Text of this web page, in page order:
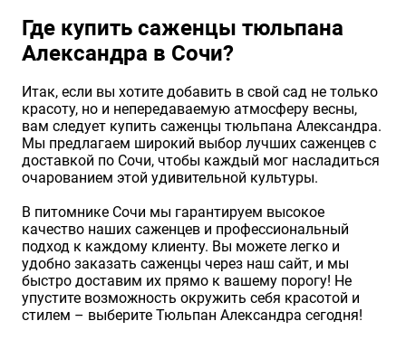
Где купить саженцы тюльпана
Александра в Сочи?
Итак, если вы хотите добавить в свой сад не только
красоту, но и непередаваемую атмосферу весны,
вам следует купить саженцы тюльпана Александра.
Мы предлагаем широкий выбор лучших саженцев с
доставкой по Сочи, чтобы каждый мог насладиться
очарованием этой удивительной культуры.
В питомнике Сочи мы гарантируем высокое
качество наших саженцев и профессиональный
подход к каждому клиенту. Вы можете легко и
удобно заказать саженцы через наш сайт, и мы
быстро доставим их прямо к вашему порогу! Не
упустите возможность окружить себя красотой и
стилем – выберите Тюльпан Александра сегодня!